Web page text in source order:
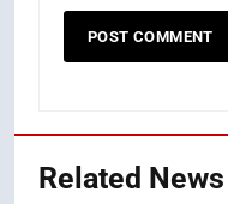
Related News